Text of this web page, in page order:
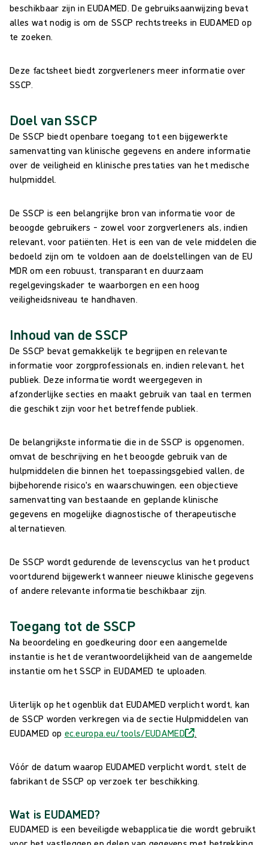
beschikbaar zijn in EUDAMED. De gebruiksaanwijzing bevat
alles wat nodig is om de SSCP rechtstreeks in EUDAMED op
te zoeken.
Deze factsheet biedt zorgverleners meer informatie over
SSCP.
Doel van SSCP
De SSCP biedt openbare toegang tot een bijgewerkte
samenvatting van klinische gegevens en andere informatie
over de veiligheid en klinische prestaties van het medische
hulpmiddel.
De SSCP is een belangrijke bron van informatie voor de
beoogde gebruikers – zowel voor zorgverleners als, indien
relevant, voor patiënten. Het is een van de vele middelen die
bedoeld zijn om te voldoen aan de doelstellingen van de EU
MDR om een robuust, transparant en duurzaam
regelgevingskader te waarborgen en een hoog
veiligheidsniveau te handhaven.
Inhoud van de SSCP
De SSCP bevat gemakkelijk te begrijpen en relevante
informatie voor zorgprofessionals en, indien relevant, het
publiek. Deze informatie wordt weergegeven in
afzonderlijke secties en maakt gebruik van taal en termen
die geschikt zijn voor het betreffende publiek.
De belangrijkste informatie die in de SSCP is opgenomen,
omvat de beschrijving en het beoogde gebruik van de
hulpmiddelen die binnen het toepassingsgebied vallen, de
bijbehorende risico's en waarschuwingen, een objectieve
samenvatting van bestaande en geplande klinische
gegevens en mogelijke diagnostische of therapeutische
alternatieven.
De SSCP wordt gedurende de levenscyclus van het product
voortdurend bijgewerkt wanneer nieuwe klinische gegevens
of andere relevante informatie beschikbaar zijn.
Toegang tot de SSCP
Na beoordeling en goedkeuring door een aangemelde
instantie is het de verantwoordelijkheid van de aangemelde
instantie om het SSCP in EUDAMED te uploaden.
Uiterlijk op het ogenblik dat EUDAMED verplicht wordt, kan
de SSCP worden verkregen via de sectie Hulpmiddelen van
EUDAMED op ec.europa.eu/tools/EUDAMED .
Vóór de datum waarop EUDAMED verplicht wordt, stelt de
fabrikant de SSCP op verzoek ter beschikking.
Wat is EUDAMED?
EUDAMED is een beveiligde webapplicatie die wordt gebruikt